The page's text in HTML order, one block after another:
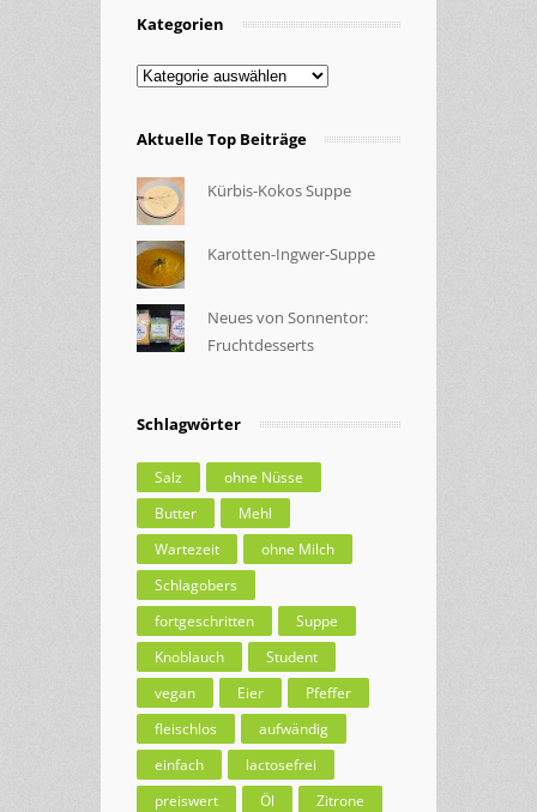
Kategorien
Kategorien
Aktuelle Top Beiträge
Kürbis-Kokos Suppe
Karotten-Ingwer-Suppe
Neues von Sonnentor:
Fruchtdesserts
Schlagwörter
Salz
ohne Nüsse
Butter
Mehl
Wartezeit
ohne Milch
Schlagobers
fortgeschritten
Suppe
Knoblauch
Student
vegan
Eier
Pfeffer
fleischlos
aufwändig
einfach
lactosefrei
preiswert
Öl
Zitrone